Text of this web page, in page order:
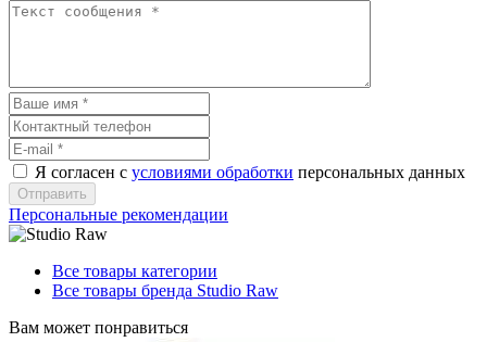
Я согласен с условиями обработки персональных данных
Отправить
Персональные рекомендации
Все товары категории
Все товары бренда Studio Raw
Вам может понравиться